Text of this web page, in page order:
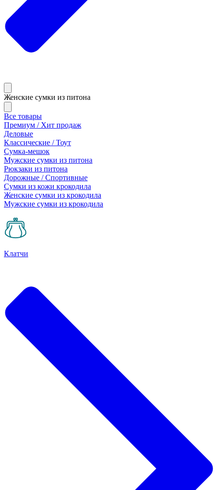
Женские сумки из питона
Все товары
Премиум / Хит продаж
Деловые
Классические / Тоут
Сумка-мешок
Мужские сумки из питона
Рюкзаки из питона
Дорожные / Спортивные
Сумки из кожи крокодила
Женские сумки из крокодила
Мужские сумки из крокодила
Клатчи